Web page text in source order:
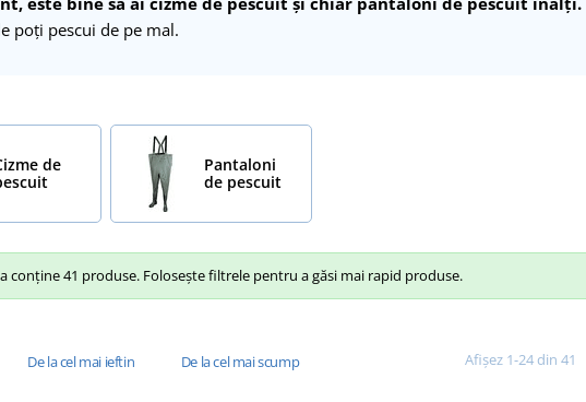
poți pescui de pe mal.
de
Pantaloni
de pescuit
conține 41 produse. Folosește filtrele pentru a găsi mai rapid produse.
De la cel mai ieftin De la cel mai scump Afișez 1-24 din 41